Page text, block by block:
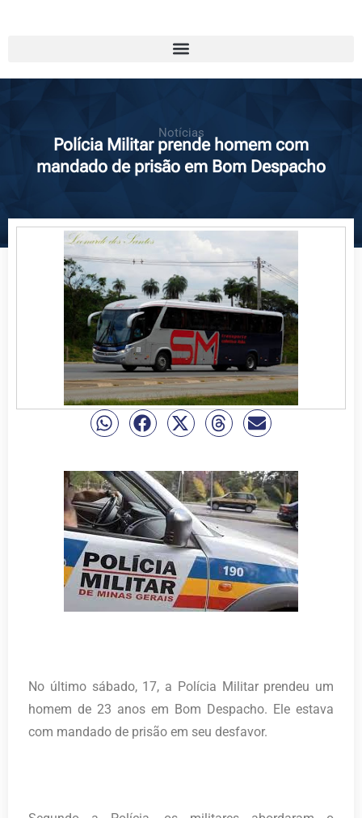
Notícias
Polícia Militar prende homem com
mandado de prisão em Bom Despacho
No último sábado, 17, a Polícia Militar prendeu um
homem de 23 anos em Bom Despacho. Ele estava
com mandado de prisão em seu desfavor.